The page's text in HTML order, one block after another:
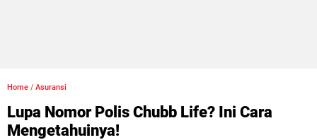
Home / Asuransi
Lupa Nomor Polis Chubb Life? Ini Cara
Mengetahuinya!